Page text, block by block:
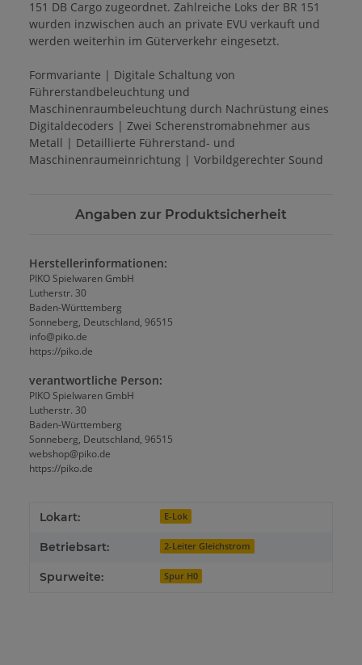
151 DB Cargo zugeordnet. Zahlreiche Loks der BR 151
wurden inzwischen auch an private EVU verkauft und
werden weiterhin im Güterverkehr eingesetzt.
Formvariante | Digitale Schaltung von
Führerstandbeleuchtung und
Maschinenraumbeleuchtung durch Nachrüstung eines
Digitaldecoders | Zwei Scherenstromabnehmer aus
Metall | Detaillierte Führerstand- und
Maschinenraumeinrichtung | Vorbildgerechter Sound
Angaben zur Produktsicherheit
Herstellerinformationen:
PIKO Spielwaren GmbH
Lutherstr. 30
Baden-Württemberg
Sonneberg, Deutschland, 96515
info@piko.de
https://piko.de
verantwortliche Person:
PIKO Spielwaren GmbH
Lutherstr. 30
Baden-Württemberg
Sonneberg, Deutschland, 96515
webshop@piko.de
https://piko.de
Lokart: E-Lok
Betriebsart: 2-Leiter Gleichstrom
Spurweite: Spur H0